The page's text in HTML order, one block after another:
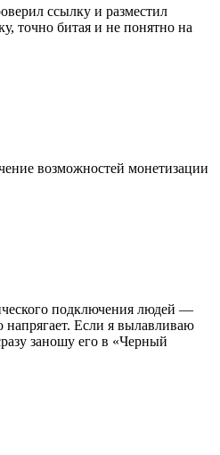
ссылку и разместил
точно битая и не понятно на
возможностей монетизации
подключения людей —
напрягает. Если я вылавливаю
заношу его в «Черный